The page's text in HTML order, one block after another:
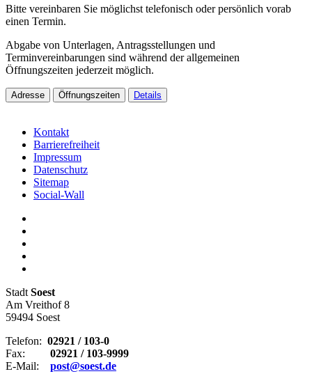
Bitte vereinbaren Sie möglichst telefonisch oder persönlich vorab
einen Termin.
Abgabe von Unterlagen, Antragsstellungen und
Terminvereinbarungen sind während der allgemeinen
Öffnungszeiten jederzeit möglich.
Adresse Öffnungszeiten Details
Kontakt
Barrierefreiheit
Impressum
Datenschutz
Sitemap
Social-Wall
Stadt Soest
Am Vreithof 8
59494 Soest
Telefon: 02921 / 103-0
Fax: 02921 / 103-9999
E-Mail: post@soest.de